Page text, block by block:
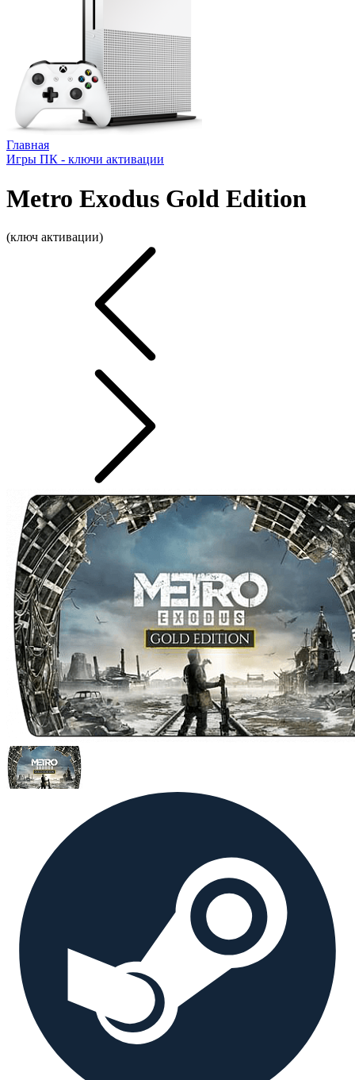
Главная
Игры ПК - ключи активации
Metro Exodus Gold Edition
(ключ активации)